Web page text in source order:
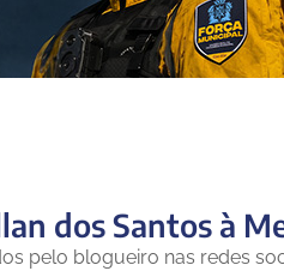
dos Santos à
pelo blogueiro nas redes